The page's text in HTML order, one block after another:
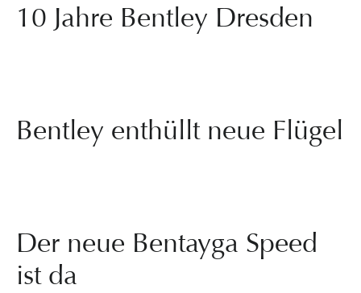
10 Jahre Bentley Dresden
Bentley enthüllt neue Flügel
Der neue Bentayga Speed
ist da